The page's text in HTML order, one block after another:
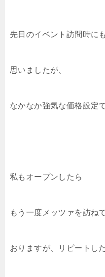
先日のイベント訪問時にも
思いましたが、
なかなか強気な価格設定
私もオープンしたら
もう一度メッツァを訪ね
おりますが、リピートし